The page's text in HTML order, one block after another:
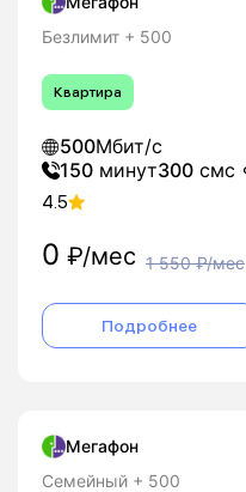
Безлимит + 500
Квартира
500Мбит/с
150 минут300 смс
4.5
0 ₽/мес 1 550₽/мес
Подробнее
Мегафон
Семейный + 500